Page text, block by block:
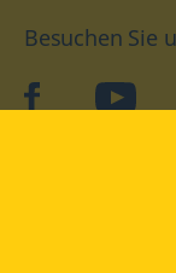
Besuchen Sie
facebookYouTube